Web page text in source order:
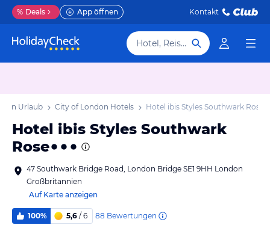
% Deals App öffnen Kontakt
Hotel, Reiseziel
Urlaub City of London Hotels Hotel ibis Styles Southwark Rose
Hotel ibis Styles Southwark
Rose
47 Southwark Bridge Road, London Bridge SE1 9HH London
Großbritannien
Auf Karte anzeigen
100% 5,6 / 6 88 Bewertungen